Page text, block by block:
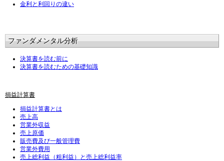
金利と利回りの違い
ファンダメンタル分析
決算書を読む前に
決算書を読むための基礎知識
損益計算書
損益計算書とは
売上高
営業外収益
売上原価
販売費及び一般管理費
営業外費用
売上総利益（粗利益）と売上総利益率